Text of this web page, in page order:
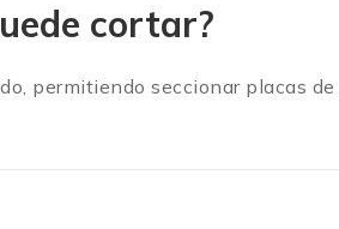
cortar?
permitiendo seccionar placas